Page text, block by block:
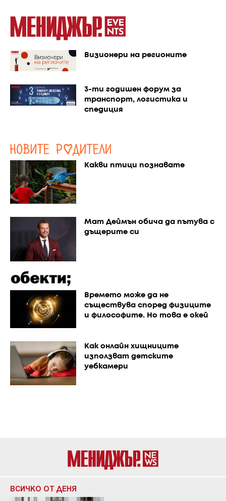
Визионери на регионите
3-ти годишен форум за
транспорт, логистика и
спедиция
Какви птици познавате
Мат Деймън обича да пътува с
дъщерите си
Времето може да не
съществува според физиците
и философите. Но това е окей
Как онлайн хищниците
използват детските
уебкамери
ВСИЧКО ОТ ДЕНЯ